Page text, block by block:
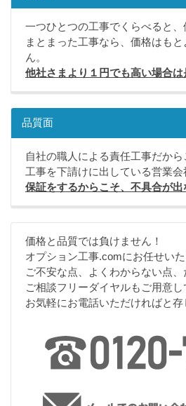
一つひとつの工事でくらべると
まとまった工事なら、価格はも
ん。
他社さまより１円でも高い場合
品質面
自社の職人による責任工事だか
工事を下請けに出している営業会
保証をするからこそ、不具合が
価格と品質では負けません！
オプション工事.comにお任せい
ご不安な点、よくわからない点
ご相談フリーダイヤルもご用意
お気軽にお電話いただければと存